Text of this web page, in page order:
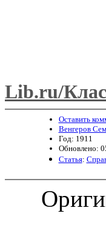
Lib.ru/
Оставить
Венгеров
Год: 1911
Обновлено:
Статья: